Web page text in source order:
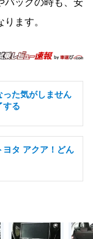
バックの時も、安
ます。
った気がしません
する
ヨタ アクア！どん